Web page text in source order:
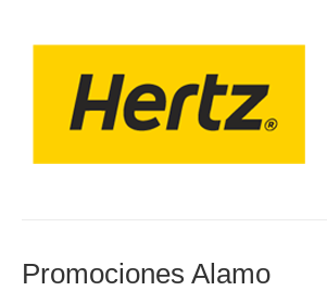
Promociones Alamo